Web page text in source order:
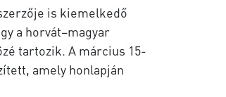
is kiemelkedő
a horvát–magyar
tartozik. A március 15-
amely honlapján